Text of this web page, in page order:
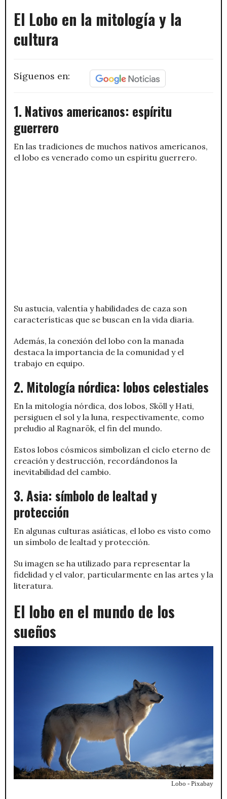
El Lobo en la mitología y la
cultura
Síguenos en:
1. Nativos americanos: espíritu
guerrero
En las tradiciones de muchos nativos americanos,
el lobo es venerado como un espíritu guerrero.
Su astucia, valentía y habilidades de caza son
características que se buscan en la vida diaria.
Además, la conexión del lobo con la manada
destaca la importancia de la comunidad y el
trabajo en equipo.
2. Mitología nórdica: lobos celestiales
En la mitología nórdica, dos lobos, Sköll y Hati,
persiguen el sol y la luna, respectivamente, como
preludio al Ragnarök, el fin del mundo.
Estos lobos cósmicos simbolizan el ciclo eterno de
creación y destrucción, recordándonos la
inevitabilidad del cambio.
3. Asia: símbolo de lealtad y
protección
En algunas culturas asiáticas, el lobo es visto como
un símbolo de lealtad y protección.
Su imagen se ha utilizado para representar la
fidelidad y el valor, particularmente en las artes y la
literatura.
El lobo en el mundo de los
sueños
Lobo - Pixabay